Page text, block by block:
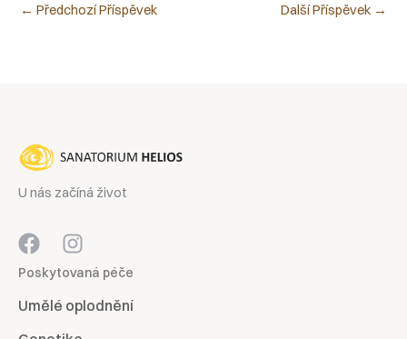
← Předchozí Příspěvek Další Příspěvek →
U nás začíná život
Poskytovaná péče
Umělé oplodnění